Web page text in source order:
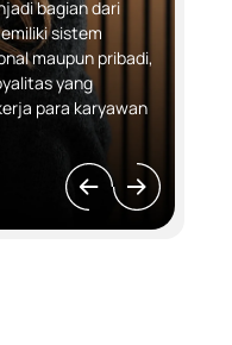
bagian dari
sistem
maupun pribadi,
yang
para karyawan